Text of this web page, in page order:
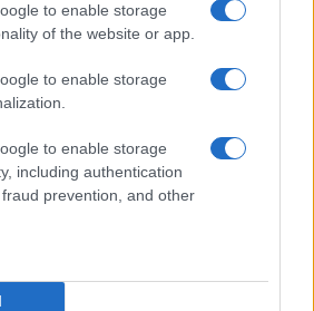
to enable storage
of the website or app.
to enable storage
to enable storage
including authentication
prevention, and other
un’immagine pubblica